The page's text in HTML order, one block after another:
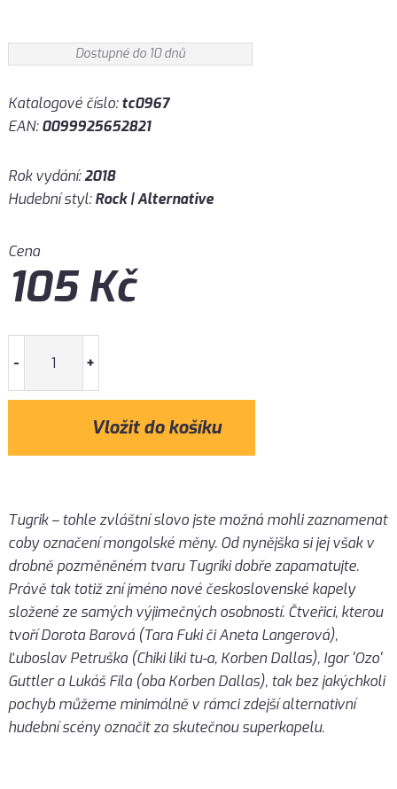
Dostupné do 10 dnů
Katalogové číslo:tc0967
EAN:0099925652821
Rok vydání:2018
Hudební styl:Rock | Alternative
Cena
105Kč
- +
Tugrik – tohle zvláštní slovo jste možná mohli zaznamenat
coby označení mongolské měny. Od nynějška si jej však v
drobně pozměněném tvaru Tugriki dobře zapamatujte.
Právě tak totiž zní jméno nové československé kapely
složené ze samých výjimečných osobností. Čtveřici, kterou
tvoří Dorota Barová (Tara Fuki či Aneta Langerová),
Ľuboslav Petruška (Chiki liki tu-a, Korben Dallas), Igor 'Ozo'
Guttler a Lukáš Fila (oba Korben Dallas), tak bez jakýchkoli
pochyb můžeme minimálně v rámci zdejší alternativní
hudební scény označit za skutečnou superkapelu.